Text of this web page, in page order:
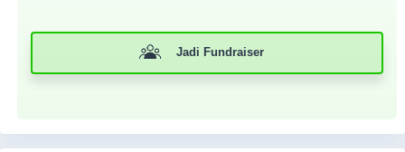
Jadi Fundraiser